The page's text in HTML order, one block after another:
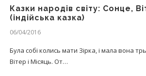
Казки народів світу: Сонце,
(індійська казка)
06/04/2016
Була собі колись мати Зірка, і мала вона
Вітер і Місяць. От…